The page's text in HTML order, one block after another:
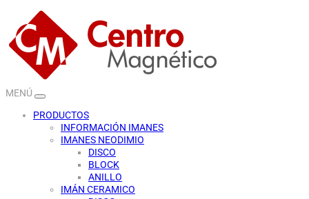
MENÚ
PRODUCTOS
INFORMACIÓN IMANES
IMANES NEODIMIO
DISCO
BLOCK
ANILLO
IMÁN CERAMICO